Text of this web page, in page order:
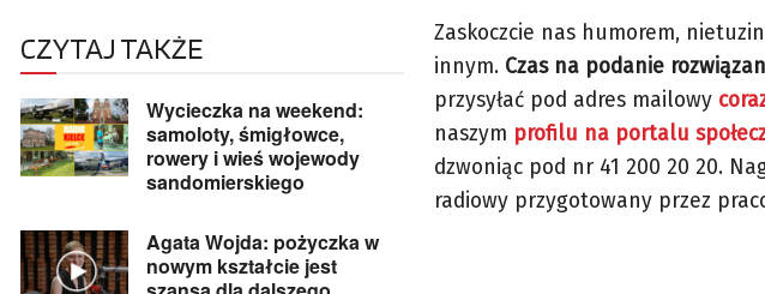
CZYTAJ TAKŻE
Wycieczka na weekend:
samoloty, śmigłowce,
rowery i wieś wojewody
sandomierskiego
Agata Wojda: pożyczka w
nowym kształcie jest
Zaskoczcie nas humorem,
innym. Czas na podanie
przysyłać pod adres mailowy
naszym profilu na portalu
dzwoniąc pod nr 41 200 20 20.
radiowy przygotowany przez